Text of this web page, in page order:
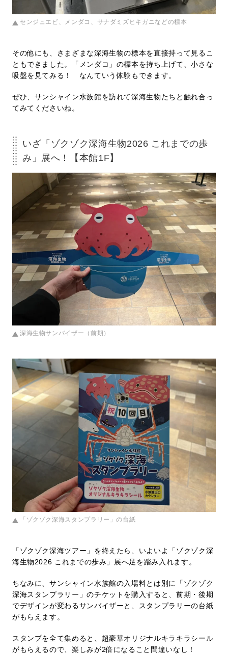
センジュエビ、メンダコ、サナダミズヒキガニなどの標本
その他にも、さまざまな深海生物の標本を直接持って見るこ
ともできました。「メンダコ」の標本を持ち上げて、小さな
吸盤を見てみる！ なんていう体験もできます。
ぜひ、サンシャイン水族館を訪れて深海生物たちと触れ合っ
てみてくださいね。
いざ「ゾクゾク深海生物2026 これまでの歩
み」展へ！【本館1F】
深海生物サンバイザー（前期）
「ゾクゾク深海スタンプラリー」の台紙
「ゾクゾク深海ツアー」を終えたら、いよいよ「ゾクゾク深
海生物2026 これまでの歩み」展へ足を踏み入れます。
ちなみに、サンシャイン水族館の入場料とは別に「ゾクゾク
深海スタンプラリー」のチケットを購入すると、前期・後期
でデザインが変わるサンバイザーと、スタンプラリーの台紙
がもらえます。
スタンプを全て集めると、超豪華オリジナルキラキラシール
がもらえるので、楽しみが2倍になること間違いなし！